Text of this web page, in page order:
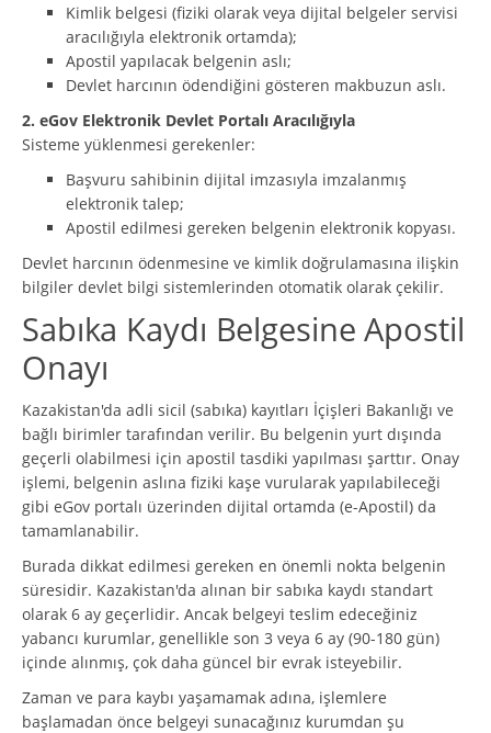
Kimlik belgesi (fiziki olarak veya dijital belgeler servisi
aracılığıyla elektronik ortamda);
Apostil yapılacak belgenin aslı;
Devlet harcının ödendiğini gösteren makbuzun aslı.
2. eGov Elektronik Devlet Portalı Aracılığıyla
Sisteme yüklenmesi gerekenler:
Başvuru sahibinin dijital imzasıyla imzalanmış
elektronik talep;
Apostil edilmesi gereken belgenin elektronik kopyası.
Devlet harcının ödenmesine ve kimlik doğrulamasına ilişkin
bilgiler devlet bilgi sistemlerinden otomatik olarak çekilir.
Sabıka Kaydı Belgesine Apostil
Onayı
Kazakistan'da adli sicil (sabıka) kayıtları İçişleri Bakanlığı ve
bağlı birimler tarafından verilir. Bu belgenin yurt dışında
geçerli olabilmesi için apostil tasdiki yapılması şarttır. Onay
işlemi, belgenin aslına fiziki kaşe vurularak yapılabileceği
gibi eGov portalı üzerinden dijital ortamda (e-Apostil) da
tamamlanabilir.
Burada dikkat edilmesi gereken en önemli nokta belgenin
süresidir. Kazakistan'da alınan bir sabıka kaydı standart
olarak 6 ay geçerlidir. Ancak belgeyi teslim edeceğiniz
yabancı kurumlar, genellikle son 3 veya 6 ay (90-180 gün)
içinde alınmış, çok daha güncel bir evrak isteyebilir.
Zaman ve para kaybı yaşamamak adına, işlemlere
başlamadan önce belgeyi sunacağınız kurumdan şu